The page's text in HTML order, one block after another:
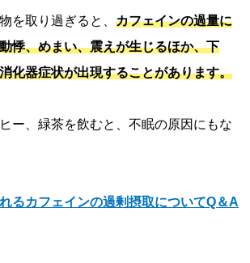
を取り過ぎると、 カフェインの過量に
悸、めまい、震えが生じるほか、下
化器症状が出現することがあります。
ー、緑茶を飲むと、不眠の原因にもな
るカフェインの過剰摂取についてQ＆A